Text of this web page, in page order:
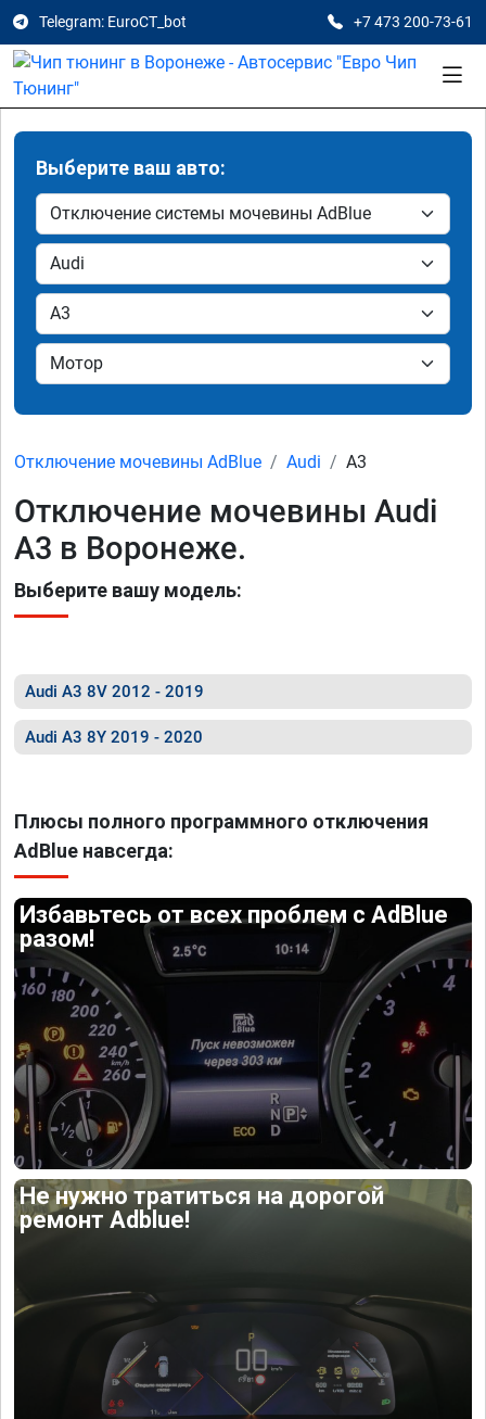
Telegram: EuroCT_bot +7 473 200-73-61
Выберите ваш авто:
Отключение мочевины AdBlue Audi A3
Отключение мочевины Audi
A3 в Воронеже.
Выберите вашу модель:
Audi A3 8V 2012 - 2019
Audi A3 8Y 2019 - 2020
Плюсы полного программного отключения
AdBlue навсегда:
Избавьтесь от всех проблем с AdBlue
разом!
Не нужно тратиться на дорогой
ремонт Adblue!